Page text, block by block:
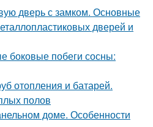
дверь с замком. Основные
дверей и
боковые побеги сосны:
отопления и батарей.
полов
доме. Особенности